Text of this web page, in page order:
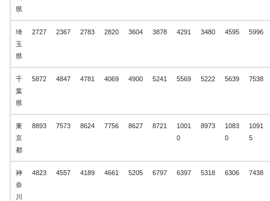
県
埼
玉
県
2727 2367 2783 2820 3604 3878 4291 3480 4595 5996
千
葉
県
5872 4847 4781 4069 4900 5241 5569 5222 5639 7538
東
京
都
8893 7573 8624 7756 8627 8721
1001
0
8973
1083
0
1091
5
神
奈
川
4823 4557 4189 4661 5205 6797 6397 5318 6306 7438